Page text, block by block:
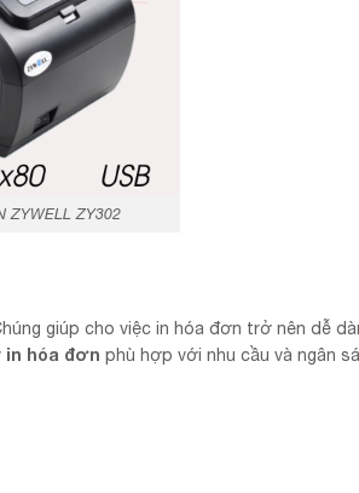
ZYWELL ZY302
giúp cho việc in hóa đơn trở nên dễ
in hóa đơn phù hợp với nhu cầu và ngân